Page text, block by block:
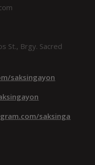
St., Brgy. Sacred
saksingayon
saksinga